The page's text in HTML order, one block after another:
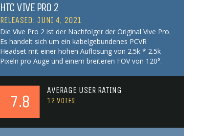
HTC VIVE PRO 2
RELEASED: JUNI 4, 2021
Die Vive Pro 2 ist der Nachfolger der Original Vive Pro.
Es handelt sich um ein kabelgebundenes PCVR
Headset mit einer hohen Auflösung von 2.5k * 2.5k
Pixeln pro Auge und einem breiteren FOV von 120°.
7.8
AVERAGE USER RATING
12 VOTES